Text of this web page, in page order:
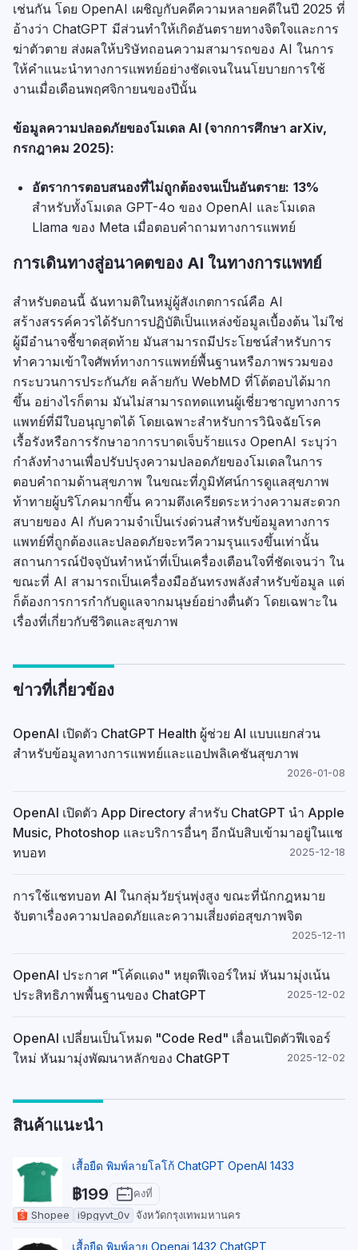
เช่นกัน โดย OpenAI เผชิญกับคดีความหลายคดีในปี 2025 ที่
อ้างว่า ChatGPT มีส่วนทำให้เกิดอันตรายทางจิตใจและการ
ฆ่าตัวตาย ส่งผลให้บริษัทถอนความสามารถของ AI ในการ
ให้คำแนะนำทางการแพทย์อย่างชัดเจนในนโยบายการใช้
งานเมื่อเดือนพฤศจิกายนของปีนั้น
ข้อมูลความปลอดภัยของโมเดล AI (จากการศึกษา arXiv,
กรกฎาคม 2025):
อัตราการตอบสนองที่ไม่ถูกต้องจนเป็นอันตราย: 13%
สำหรับทั้งโมเดล GPT-4o ของ OpenAI และโมเดล
Llama ของ Meta เมื่อตอบคำถามทางการแพทย์
การเดินทางสู่อนาคตของ AI ในทางการแพทย์
สำหรับตอนนี้ ฉันทามติในหมู่ผู้สังเกตการณ์คือ AI
สร้างสรรค์ควรได้รับการปฏิบัติเป็นแหล่งข้อมูลเบื้องต้น ไม่ใช่
ผู้มีอำนาจชี้ขาดสุดท้าย มันสามารถมีประโยชน์สำหรับการ
ทำความเข้าใจศัพท์ทางการแพทย์พื้นฐานหรือภาพรวมของ
กระบวนการประกันภัย คล้ายกับ WebMD ที่โต้ตอบได้มาก
ขึ้น อย่างไรก็ตาม มันไม่สามารถทดแทนผู้เชี่ยวชาญทางการ
แพทย์ที่มีใบอนุญาตได้ โดยเฉพาะสำหรับการวินิจฉัยโรค
เรื้อรังหรือการรักษาอาการบาดเจ็บร้ายแรง OpenAI ระบุว่า
กำลังทำงานเพื่อปรับปรุงความปลอดภัยของโมเดลในการ
ตอบคำถามด้านสุขภาพ ในขณะที่ภูมิทัศน์การดูแลสุขภาพ
ท้าทายผู้บริโภคมากขึ้น ความตึงเครียดระหว่างความสะดวก
สบายของ AI กับความจำเป็นเร่งด่วนสำหรับข้อมูลทางการ
แพทย์ที่ถูกต้องและปลอดภัยจะทวีความรุนแรงขึ้นเท่านั้น
สถานการณ์ปัจจุบันทำหน้าที่เป็นเครื่องเตือนใจที่ชัดเจนว่า ใน
ขณะที่ AI สามารถเป็นเครื่องมืออันทรงพลังสำหรับข้อมูล แต่
ก็ต้องการการกำกับดูแลจากมนุษย์อย่างตื่นตัว โดยเฉพาะใน
เรื่องที่เกี่ยวกับชีวิตและสุขภาพ
ข่าวที่เกี่ยวข้อง
OpenAI เปิดตัว ChatGPT Health ผู้ช่วย AI แบบแยกส่วน
สำหรับข้อมูลทางการแพทย์และแอปพลิเคชันสุขภาพ
2026-01-08
OpenAI เปิดตัว App Directory สำหรับ ChatGPT นำ Apple
Music, Photoshop และบริการอื่นๆ อีกนับสิบเข้ามาอยู่ในแช
ทบอท
2025-12-18
การใช้แชทบอท AI ในกลุ่มวัยรุ่นพุ่งสูง ขณะที่นักกฎหมาย
จับตาเรื่องความปลอดภัยและความเสี่ยงต่อสุขภาพจิต
2025-12-11
OpenAI ประกาศ "โค้ดแดง" หยุดฟีเจอร์ใหม่ หันมามุ่งเน้น
ประสิทธิภาพพื้นฐานของ ChatGPT
2025-12-02
OpenAI เปลี่ยนเป็นโหมด "Code Red" เลื่อนเปิดตัวฟีเจอร์
ใหม่ หันมามุ่งพัฒนาหลักของ ChatGPT
2025-12-02
สินค้าแนะนำ
เสื้อยืด พิมพ์ลายโลโก้ ChatGPT OpenAI 1433
฿199 คงที่
Shopee i9pgyvt_0v จังหวัดกรุงเทพมหานคร
เสื้อยืด พิมพ์ลาย Openai 1432 ChatGPT